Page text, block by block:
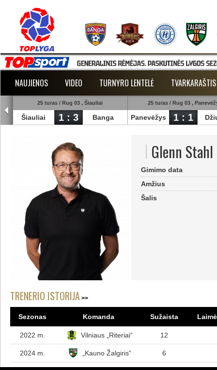
NAUJIENOS VIDEO TURNYRO LENTELĖ TVARKARAŠTIS
25 turas / Rug 03 , Šiauliai
Šiauliai 1 : 3 Banga
25 turas / Rug 03 ,
Panevėžys 1 : 1
Glenn Stahl
Gimimo data
Amžius
Šalis
TRENERIO ISTORIJA
Sezonas Komanda Sužaista
2022 m. Vilniaus „Riteriai“ 12
2024 m. „Kauno Žalgiris“ 6